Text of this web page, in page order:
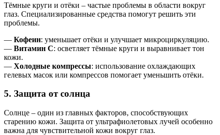
Тёмные круги и отёки – частые проблемы в области вокруг
глаз. Специализированные средства помогут решить эти
проблемы.
— Кофеин: уменьшает отёки и улучшает микроциркуляцию.
— Витамин C: осветляет тёмные круги и выравнивает тон
кожи.
— Холодные компрессы: использование охлаждающих
гелевых масок или компрессов помогает уменьшить отёки.
5. Защита от солнца
Солнце – один из главных факторов, способствующих
старению кожи. Защита от ультрафиолетовых лучей особенно
важна для чувствительной кожи вокруг глаз.